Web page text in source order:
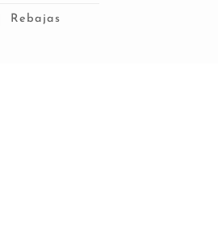
Rebajas